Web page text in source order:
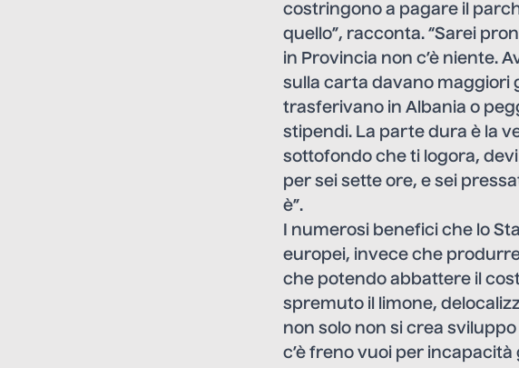
costringono a pagare il
quello”, racconta. “Sarei
in Provincia non c’è niente.
sulla carta davano maggiori
trasferivano in Albania o
stipendi. La parte dura è la
sottofondo che ti logora,
per sei sette ore, e sei
è”.
I numerosi benefici che lo
europei, invece che
che potendo abbattere il
spremuto il limone,
non solo non si crea
c’è freno vuoi per